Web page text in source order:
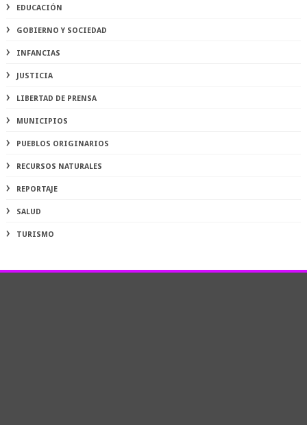
EDUCACIÓN
GOBIERNO Y SOCIEDAD
INFANCIAS
JUSTICIA
LIBERTAD DE PRENSA
MUNICIPIOS
PUEBLOS ORIGINARIOS
RECURSOS NATURALES
REPORTAJE
SALUD
TURISMO